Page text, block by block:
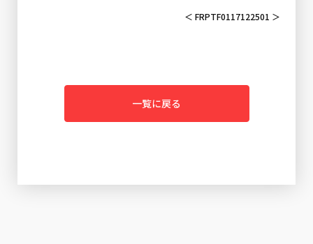
＜ FRPTF0117122501 ＞
一覧に戻る